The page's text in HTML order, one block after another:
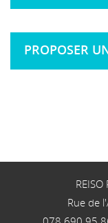
PROPOSER
Rue de